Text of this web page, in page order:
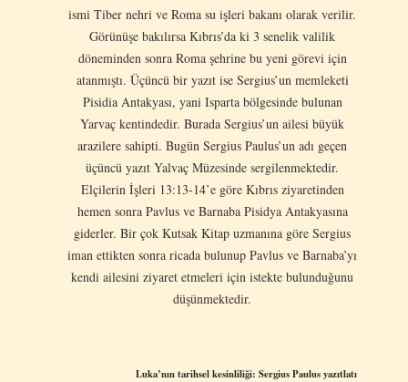
ismi Tiber nehri ve Roma su işleri bakanı olarak verilir.
Görünüşe bakılırsa Kıbrıs’da ki 3 senelik valilik
döneminden sonra Roma şehrine bu yeni görevi için
atanmıştı. Üçüncü bir yazıt ise Sergius’un memleketi
Pisidia Antakyası, yani Isparta bölgesinde bulunan
Yarvaç kentindedir. Burada Sergius’un ailesi büyük
arazilere sahipti. Bugün Sergius Paulus’un adı geçen
üçüncü yazıt Yalvaç Müzesinde sergilenmektedir.
Elçilerin İşleri 13:13-14’e göre Kıbrıs ziyaretinden
hemen sonra Pavlus ve Barnaba Pisidya Antakyasına
giderler. Bir çok Kutsak Kitap uzmanına göre Sergius
iman ettikten sonra ricada bulunup Pavlus ve Barnaba’yı
kendi ailesini ziyaret etmeleri için istekte bulunduğunu
düşünmektedir.
Luka’nın tarihsel kesinliliği: Sergius Paulus yazıtlatı